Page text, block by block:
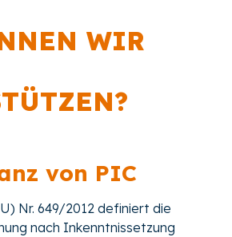
WIR
von PIC
Nr. 649/2012 definiert die
nach Inkenntnissetzung